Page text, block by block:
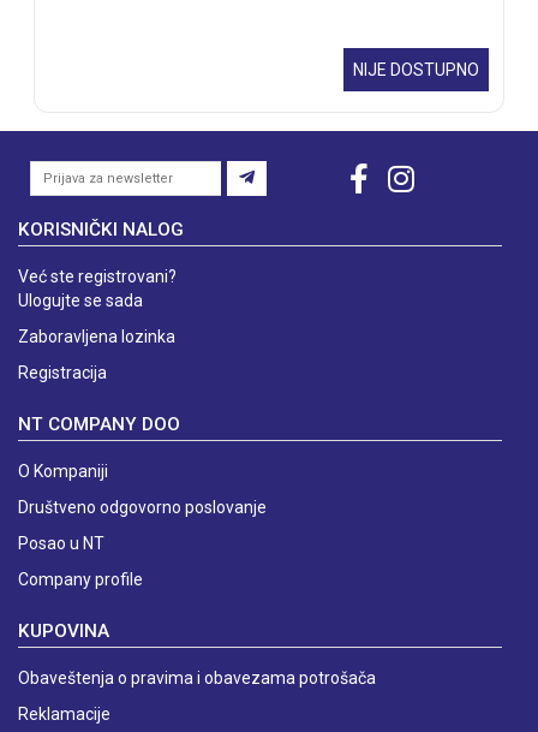
NIJE DOSTUPNO
KORISNIČKI NALOG
Već ste registrovani?
Ulogujte se sada
Zaboravljena lozinka
Registracija
NT COMPANY DOO
O Kompaniji
Društveno odgovorno poslovanje
Posao u NT
Company profile
KUPOVINA
Obaveštenja o pravima i obavezama potrošača
Reklamacije